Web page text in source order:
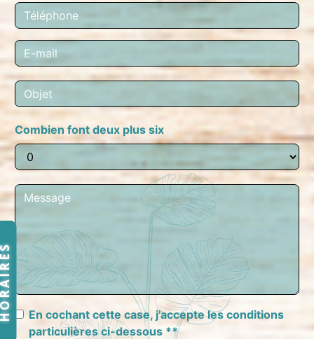
Combien font deux plus six
En cochant cette case, j'accepte les conditions
particulières ci-dessous **